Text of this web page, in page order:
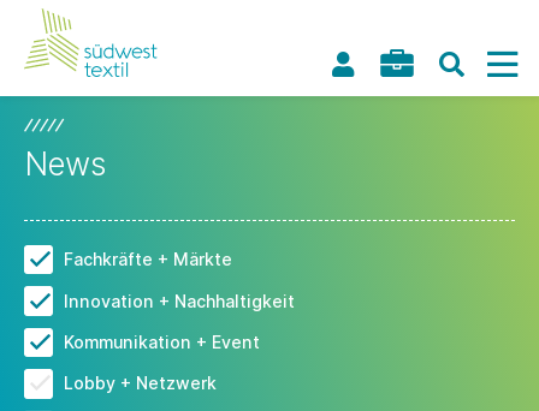
News
Fachkräfte + Märkte
Innovation + Nachhaltigkeit
Kommunikation + Event
Lobby + Netzwerk